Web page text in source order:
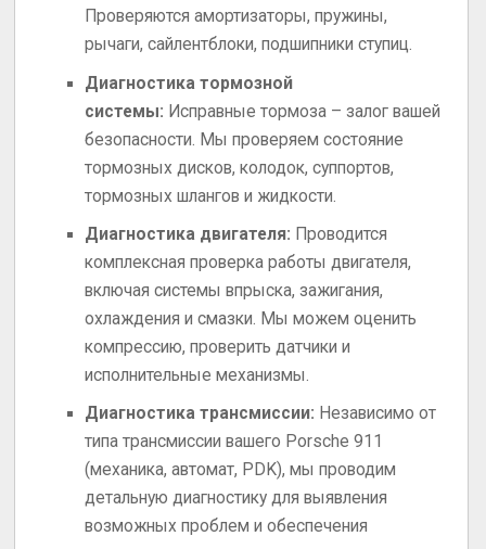
Проверяются амортизаторы, пружины,
рычаги, сайлентблоки, подшипники ступиц.
Диагностика тормозной
системы: Исправные тормоза – залог вашей
безопасности. Мы проверяем состояние
тормозных дисков, колодок, суппортов,
тормозных шлангов и жидкости.
Диагностика двигателя: Проводится
комплексная проверка работы двигателя,
включая системы впрыска, зажигания,
охлаждения и смазки. Мы можем оценить
компрессию, проверить датчики и
исполнительные механизмы.
Диагностика трансмиссии: Независимо от
типа трансмиссии вашего Porsche 911
(механика, автомат, PDK), мы проводим
детальную диагностику для выявления
возможных проблем и обеспечения